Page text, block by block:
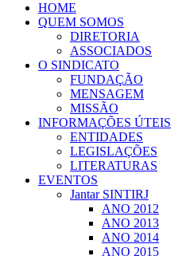
HOME
QUEM SOMOS
DIRETORIA
ASSOCIADOS
O SINDICATO
FUNDAÇÃO
MENSAGEM
MISSÃO
INFORMAÇÕES ÚTEIS
ENTIDADES
LEGISLAÇÕES
LITERATURAS
EVENTOS
Jantar SINTIRJ
ANO 2012
ANO 2013
ANO 2014
ANO 2015